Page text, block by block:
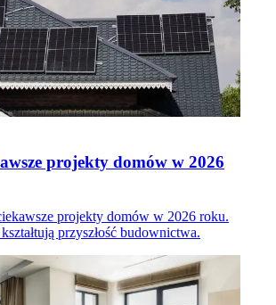
projekty domów w 2026
projekty domów w 2026 roku.
przyszłość budownictwa.